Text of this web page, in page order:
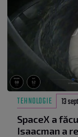
TEHNOLOGIE 13
SpaceX a
Isaacman a